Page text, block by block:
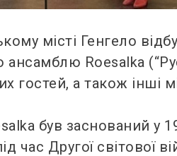
місті Генгело
Roesalka
гостей, а також інші
був заснований у
час Другої